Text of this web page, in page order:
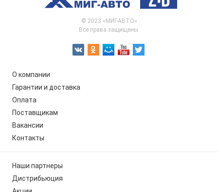
© 2023 «МИГ-АВТО»
Все права защищены.
О компании
Гарантии и доставка
Оплата
Поставщикам
Вакансии
Контакты
Наши партнеры
Дистрибьюция